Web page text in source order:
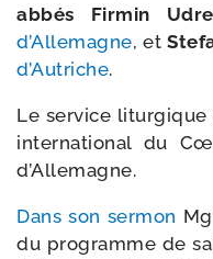
abbés Firmin
d’Allemagne, et
d’Autriche.
Le ser­vice litur­gique
inter­na­tio­nal du
d’Allemagne.
Dans son ser­mon
du pro­gramme de